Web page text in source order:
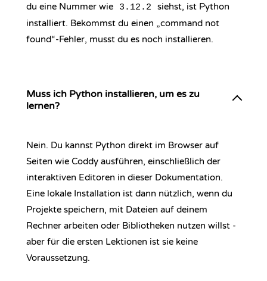
du eine Nummer wie
3.12.2
siehst, ist Python
installiert. Bekommst du einen „command not
found“-Fehler, musst du es noch installieren.
Muss ich Python installieren, um es zu
lernen?
Nein. Du kannst Python direkt im Browser auf
Seiten wie Coddy ausführen, einschließlich der
interaktiven Editoren in dieser Dokumentation.
Eine lokale Installation ist dann nützlich, wenn du
Projekte speichern, mit Dateien auf deinem
Rechner arbeiten oder Bibliotheken nutzen willst -
aber für die ersten Lektionen ist sie keine
Voraussetzung.